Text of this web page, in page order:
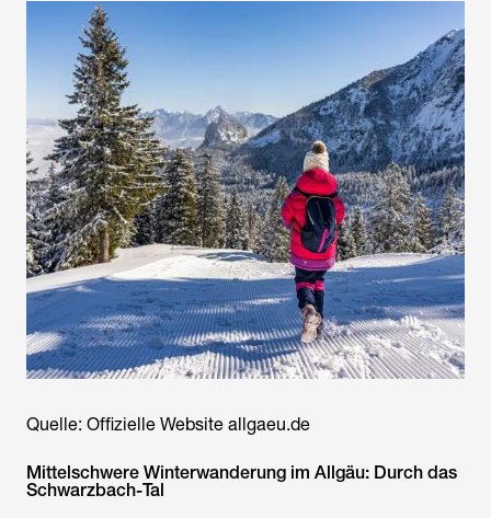
Quelle: Offizielle Website allgaeu.de
Mittelschwere Winterwanderung im Allgäu: Durch das
Schwarzbach-Tal